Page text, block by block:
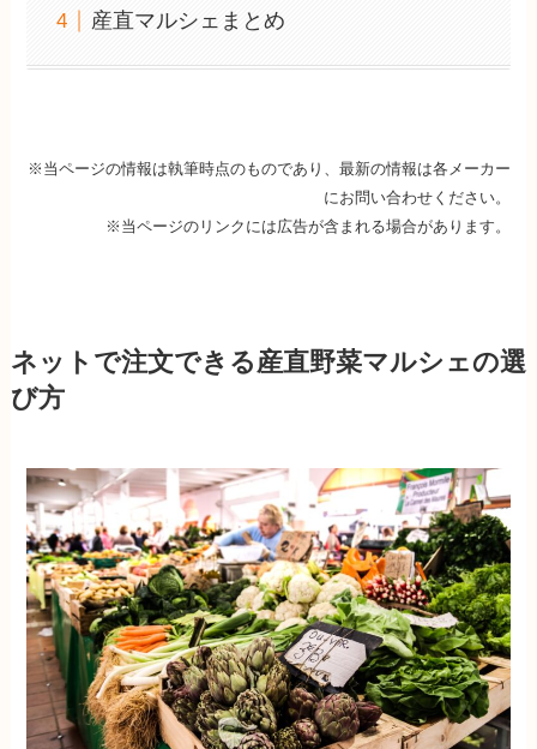
産直マルシェまとめ
※当ページの情報は執筆時点のものであり、最新の情報は各メーカー
にお問い合わせください。
※当ページのリンクには広告が含まれる場合があります。
ネットで注文できる産直野菜マルシェの選
び方